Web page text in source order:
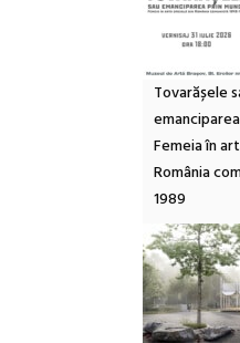
Tovarășele
Femeia în
România
1989